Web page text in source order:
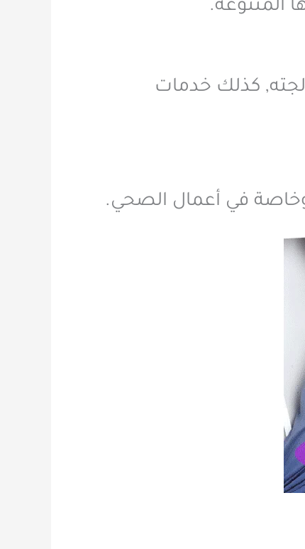
المتنوعة.
كذلك خدمات
وخاصة في أعمال الصحي.